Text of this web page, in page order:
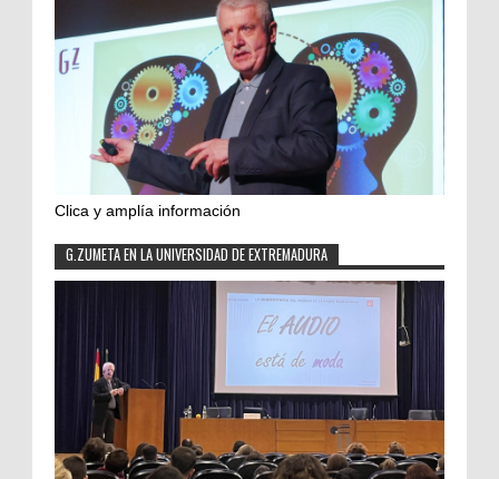
Clica y amplía información
G.ZUMETA EN LA UNIVERSIDAD DE EXTREMADURA